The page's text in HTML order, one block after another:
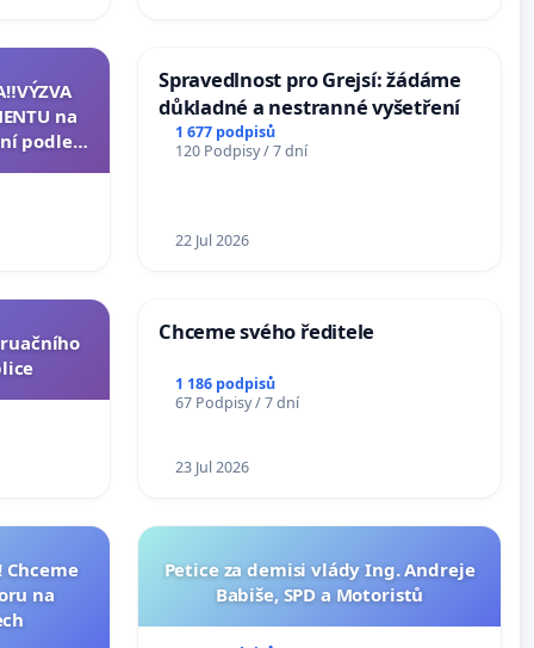
na
podle §
ústavní
Spravedlnost pro Grejsí: žádáme
důkladné a nestranné vyšetření
1 677 podpisů
120 Podpisy / 7 dní
22 Jul 2026
Chceme svého ředitele
1 186 podpisů
67 Podpisy / 7 dní
23 Jul 2026
Chceme
na
Petice za demisi vlády Ing. Andreje
Babiše, SPD a Motoristů